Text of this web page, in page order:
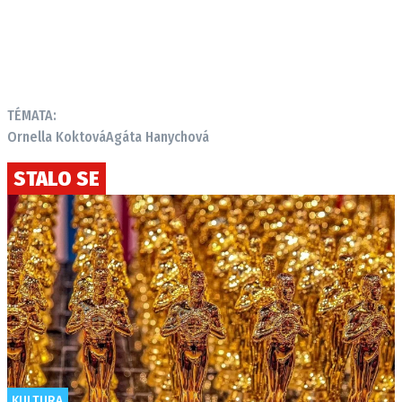
TÉMATA:
Ornella KoktováAgáta Hanychová
STALO SE